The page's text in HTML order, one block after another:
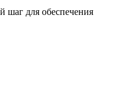
шаг для обеспечения